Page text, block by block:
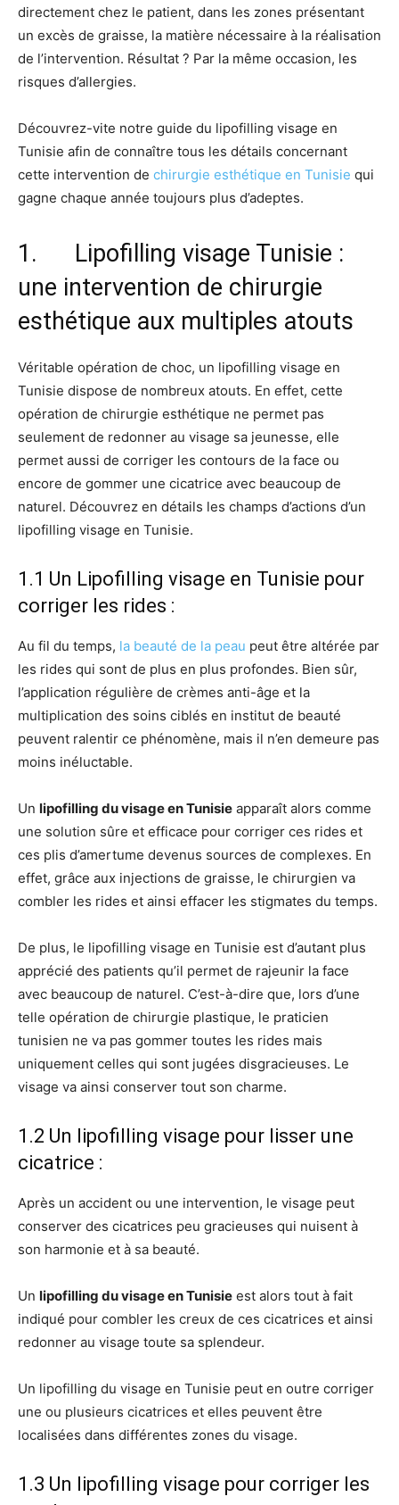
directement chez le patient, dans les zones présentant
un excès de graisse, la matière nécessaire à la réalisation
de l’intervention. Résultat ? Par la même occasion, les
risques d’allergies.
Découvrez-vite notre guide du lipofilling visage en
Tunisie afin de connaître tous les détails concernant
cette intervention de chirurgie esthétique en Tunisie qui
gagne chaque année toujours plus d’adeptes.
1. Lipofilling visage Tunisie :
une intervention de chirurgie
esthétique aux multiples atouts
Véritable opération de choc, un lipofilling visage en
Tunisie dispose de nombreux atouts. En effet, cette
opération de chirurgie esthétique ne permet pas
seulement de redonner au visage sa jeunesse, elle
permet aussi de corriger les contours de la face ou
encore de gommer une cicatrice avec beaucoup de
naturel. Découvrez en détails les champs d’actions d’un
lipofilling visage en Tunisie.
1.1 Un Lipofilling visage en Tunisie pour
corriger les rides :
Au fil du temps, la beauté de la peau peut être altérée par
les rides qui sont de plus en plus profondes. Bien sûr,
l’application régulière de crèmes anti-âge et la
multiplication des soins ciblés en institut de beauté
peuvent ralentir ce phénomène, mais il n’en demeure pas
moins inéluctable.
Un lipofilling du visage en Tunisie apparaît alors comme
une solution sûre et efficace pour corriger ces rides et
ces plis d’amertume devenus sources de complexes. En
effet, grâce aux injections de graisse, le chirurgien va
combler les rides et ainsi effacer les stigmates du temps.
De plus, le lipofilling visage en Tunisie est d’autant plus
apprécié des patients qu’il permet de rajeunir la face
avec beaucoup de naturel. C’est-à-dire que, lors d’une
telle opération de chirurgie plastique, le praticien
tunisien ne va pas gommer toutes les rides mais
uniquement celles qui sont jugées disgracieuses. Le
visage va ainsi conserver tout son charme.
1.2 Un lipofilling visage pour lisser une
cicatrice :
Après un accident ou une intervention, le visage peut
conserver des cicatrices peu gracieuses qui nuisent à
son harmonie et à sa beauté.
Un lipofilling du visage en Tunisie est alors tout à fait
indiqué pour combler les creux de ces cicatrices et ainsi
redonner au visage toute sa splendeur.
Un lipofilling du visage en Tunisie peut en outre corriger
une ou plusieurs cicatrices et elles peuvent être
localisées dans différentes zones du visage.
1.3 Un lipofilling visage pour corriger les